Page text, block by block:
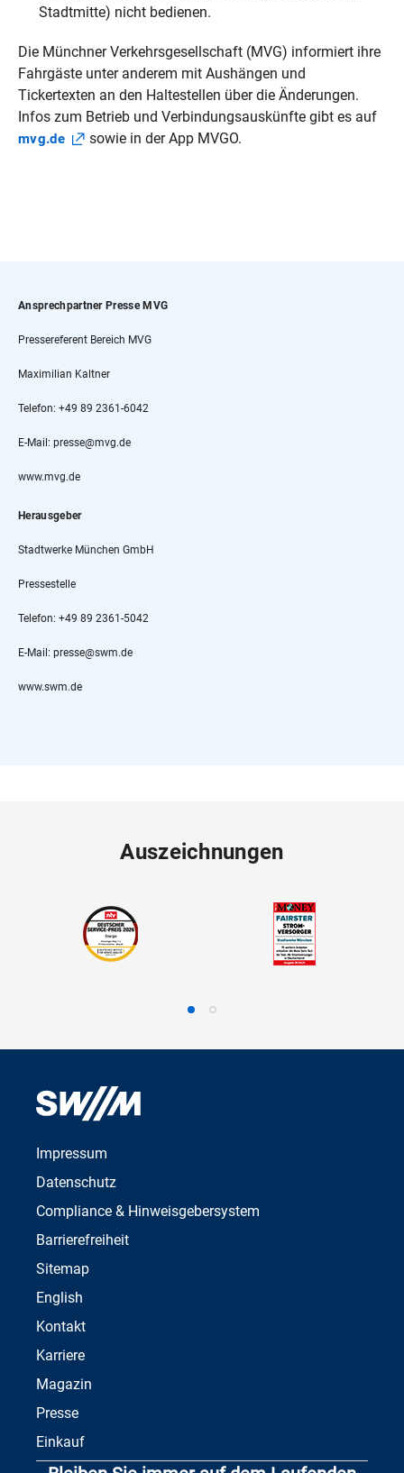
Stadtmitte) nicht bedienen.
Die Münchner Verkehrsgesellschaft (MVG) informiert ihre
Fahrgäste unter anderem mit Aushängen und
Tickertexten an den Haltestellen über die Änderungen.
Infos zum Betrieb und Verbindungsauskünfte gibt es auf
mvg.de sowie in der App MVGO.
Ansprechpartner Presse MVG
Pressereferent Bereich MVG
Maximilian Kaltner
Telefon: +49 89 2361-6042
E-Mail: presse@mvg.de
www.mvg.de
Herausgeber
Stadtwerke München GmbH
Pressestelle
Telefon: +49 89 2361-5042
E-Mail: presse@swm.de
www.swm.de
Auszeichnungen
Impressum
Datenschutz
Compliance & Hinweisgebersystem
Barrierefreiheit
Sitemap
English
Kontakt
Karriere
Magazin
Presse
Einkauf